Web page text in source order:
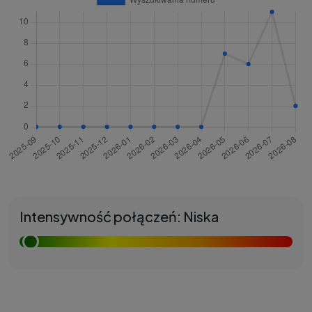
Intensywność połączeń: Niska